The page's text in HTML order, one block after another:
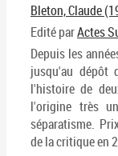
Bleton, Claude
Edité parActes
Depuis les
jusqu'au dépôt
l'histoire de
l'origine très
séparatisme.
de la critique en